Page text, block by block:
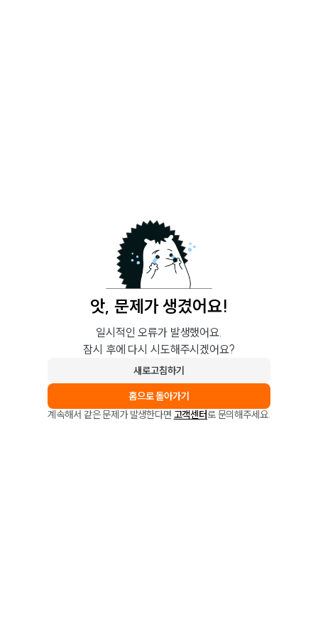
앗, 문제가 생겼어요!
일시적인 오류가 발생했어요.
잠시 후에 다시 시도해주시겠어요?
새로고침하기
홈으로 돌아가기
계속해서 같은 문제가 발생한다면 고객센터로 문의해주세요.